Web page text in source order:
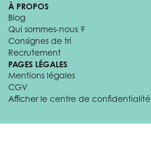
À PROPOS
Blog
Qui sommes-nous ?
Consignes de tri
Recrutement
PAGES LÉGALES
Mentions légales
CGV
Afficher le centre de confidentialité